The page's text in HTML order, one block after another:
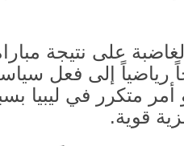
على نتيجة
رياضياً إلى فعل
أمر متكرر في ليبيا
قوية.